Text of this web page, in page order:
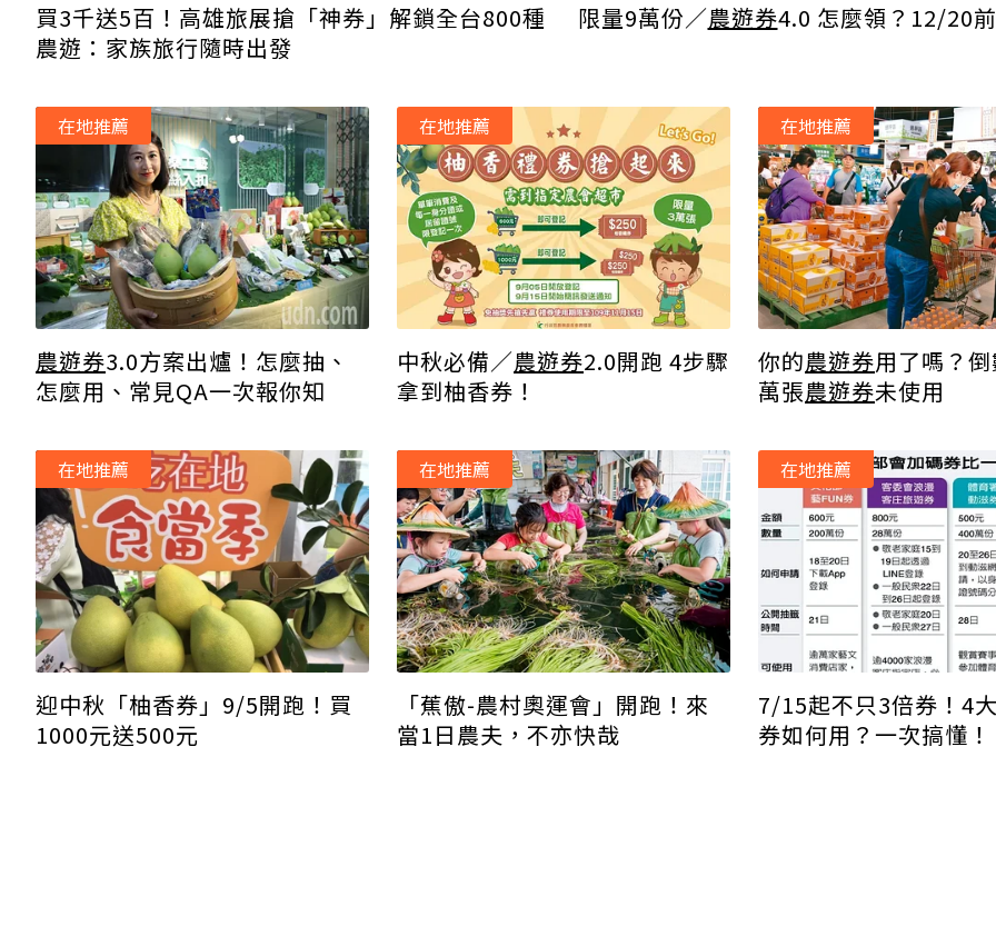
買3千送5百！高雄旅展搶「神券」解鎖全台800種
農遊：家族旅行隨時出發
限量9萬份／農遊券4.0 怎麼領？12/20
農遊券3.0方案出爐！怎麼抽、
怎麼用、常見QA一次報你知
在地推薦
中秋必備／農遊券2.0開跑 4步驟
拿到柚香券！
在地推薦
你的農遊券用了嗎？
萬張農遊券未使用
在地推薦
迎中秋「柚香券」9/5開跑！買
1000元送500元
在地推薦
「蕉傲-農村奧運會」開跑！來
當1日農夫，不亦快哉
在地推薦
7/15起不只3倍券！4
券如何用？一次搞懂！
在地推薦